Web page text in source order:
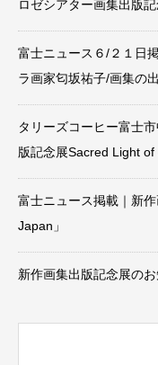
ロゼシアター画集出版
富士ニュース６/２１日
ラ画家匂坂祐子/画集の
タリーズコーヒー富士
版記念展Sacred Light of
富士ニュース掲載｜新
Japan」
新作画集出版記念展の